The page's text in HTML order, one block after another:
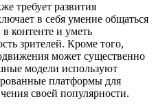
требует развития
в себя умение общаться
контенте и уметь
зрителей. Кроме того,
может существенно
модели используют
платформы для
своей популярности.